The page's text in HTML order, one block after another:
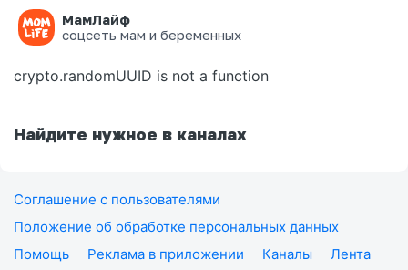
МамЛайф
соцсеть мам и беременных
Ошибка на странице
crypto.randomUUID is not a function
Найдите нужное в каналах
Соглашение с пользователями
Положение об обработке персональных данных
Помощь
Реклама в приложении Каналы
Лента